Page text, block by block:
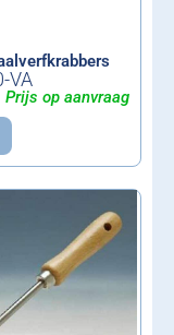
VA
Prijs op aanvraag